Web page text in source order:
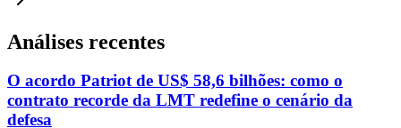
Análises recentes
O acordo Patriot de US$ 58,6 bilhões: como o
contrato recorde da LMT redefine o cenário da
defesa